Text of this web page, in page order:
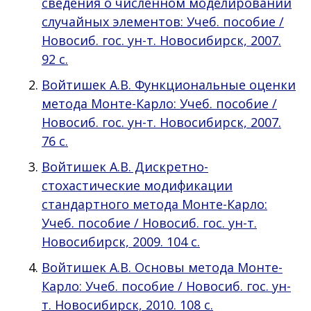
случайных элементов: Учеб. пособие /
Новосиб. гос. ун-т. Новосибирск, 2007.
92 с.
Войтишек А.В. Функциональные оценки
метода Монте-Карло: Учеб. пособие /
Новосиб. гос. ун-т. Новосибирск, 2007.
76 с.
Войтишек А.В. Дискретно-
стохастические модификации
стандартного метода Монте-Карло:
Учеб. пособие / Новосиб. гос. ун-т.
Новосибирск, 2009. 104 с.
Войтишек А.В. Основы метода Монте-
Карло: Учеб. пособие / Новосиб. гос. ун-
т. Новосибирск, 2010. 108 с.